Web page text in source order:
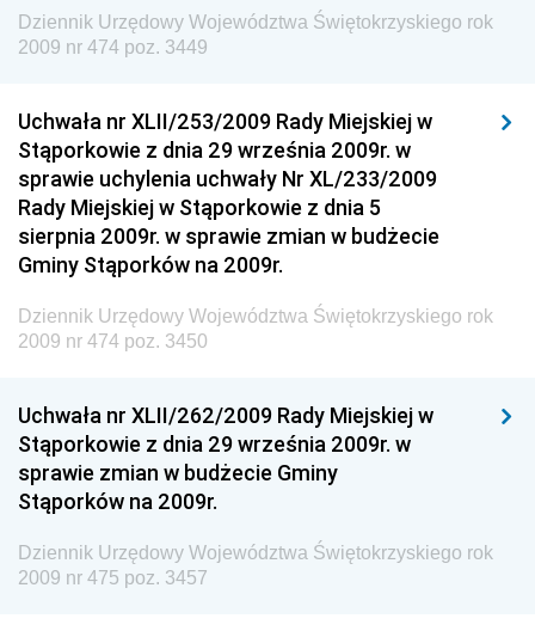
Dziennik Urzędowy Ministra Środowiska i Głównego
Inspektora Ochrony Środowiska
Dziennik Urzędowy Ministerstwa Kultury, Dziedzictwa
Narodowego i Sportu
Dziennik Urzędowy Ministra Finansów, Funduszy i
Polityki Regionalnej
Dziennik Urzędowy Ministra Rozwoju, Pracy i
Technologii
Dziennik Urzędowy Ministra Kultury, Dziedzictwa
Dziennik Urzędowy Ministra Rodziny i Polityki
Społecznej
Dziennik Urzędowy Komendy Głównej Straży
Granicznej
Dziennik Urzędowy Głównego Inspektoratu Transportu
Drogowego
Dziennik Urzędowy Województwa Świętokrzyskiego rok
2009 nr 474 poz. 3449
Uchwała nr XLII/253/2009 Rady Miejskiej w
Stąporkowie z dnia 29 września 2009r. w
sprawie uchylenia uchwały Nr XL/233/2009
Rady Miejskiej w Stąporkowie z dnia 5
sierpnia 2009r. w sprawie zmian w budżecie
Gminy Stąporków na 2009r.
Dziennik Urzędowy Województwa Świętokrzyskiego rok
2009 nr 474 poz. 3450
Uchwała nr XLII/262/2009 Rady Miejskiej w
Stąporkowie z dnia 29 września 2009r. w
sprawie zmian w budżecie Gminy
Stąporków na 2009r.
Dziennik Urzędowy Województwa Świętokrzyskiego rok
2009 nr 475 poz. 3457